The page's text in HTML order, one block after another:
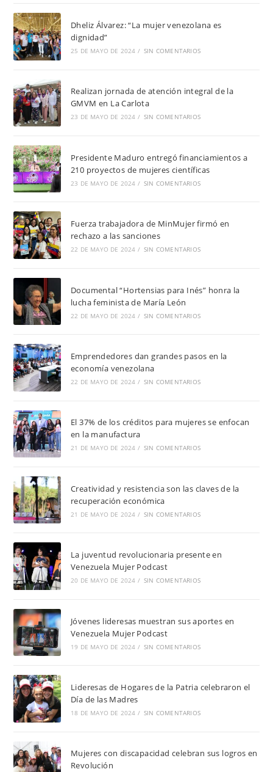
Dheliz Álvarez: “La mujer venezolana es
dignidad”
25 DE MAYO DE 2024 / SIN COMENTARIOS
Realizan jornada de atención integral de la
GMVM en La Carlota
23 DE MAYO DE 2024 / SIN COMENTARIOS
Presidente Maduro entregó financiamientos a
210 proyectos de mujeres científicas
23 DE MAYO DE 2024 / SIN COMENTARIOS
Fuerza trabajadora de MinMujer firmó en
rechazo a las sanciones
22 DE MAYO DE 2024 / SIN COMENTARIOS
Documental “Hortensias para Inés” honra la
lucha feminista de María León
22 DE MAYO DE 2024 / SIN COMENTARIOS
Emprendedores dan grandes pasos en la
economía venezolana
22 DE MAYO DE 2024 / SIN COMENTARIOS
El 37% de los créditos para mujeres se enfocan
en la manufactura
21 DE MAYO DE 2024 / SIN COMENTARIOS
Creatividad y resistencia son las claves de la
recuperación económica
21 DE MAYO DE 2024 / SIN COMENTARIOS
La juventud revolucionaria presente en
Venezuela Mujer Podcast
20 DE MAYO DE 2024 / SIN COMENTARIOS
Jóvenes lideresas muestran sus aportes en
Venezuela Mujer Podcast
19 DE MAYO DE 2024 / SIN COMENTARIOS
Lideresas de Hogares de la Patria celebraron el
Día de las Madres
18 DE MAYO DE 2024 / SIN COMENTARIOS
Mujeres con discapacidad celebran sus logros en
Revolución